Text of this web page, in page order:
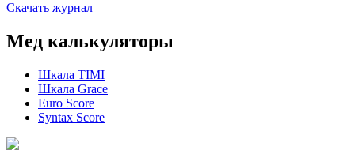
Скачать журнал
Мед калькуляторы
Шкала TIMI
Шкала Grace
Euro Score
Syntax Score